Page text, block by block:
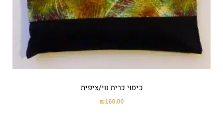
כיסוי כרית נוי/ציפית
₪160.00